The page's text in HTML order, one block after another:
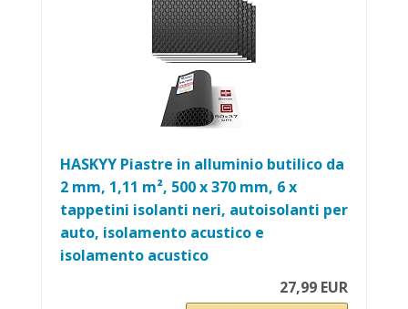
HASKYY Piastre in alluminio butilico da
2 mm, 1,11 m², 500 x 370 mm, 6 x
tappetini isolanti neri, autoisolanti per
auto, isolamento acustico e
isolamento acustico
27,99 EUR